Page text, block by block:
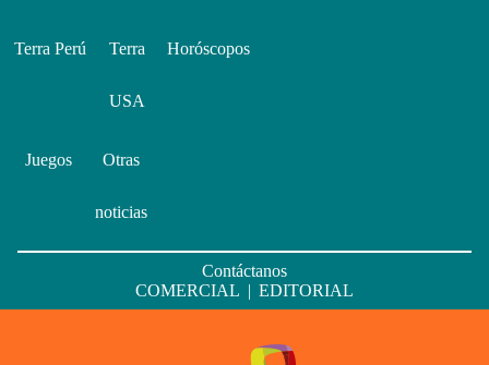
Terra Perú Terra
USA
Horóscopos
Juegos Otras
noticias
Contáctanos
COMERCIAL | EDITORIAL